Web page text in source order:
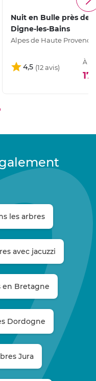
Nuit en Bulle près de
Digne-les-Bains
Alpes de Haute
4,5
À
les arbres
avec jacuzzi
en Bretagne
Dordogne
Jura